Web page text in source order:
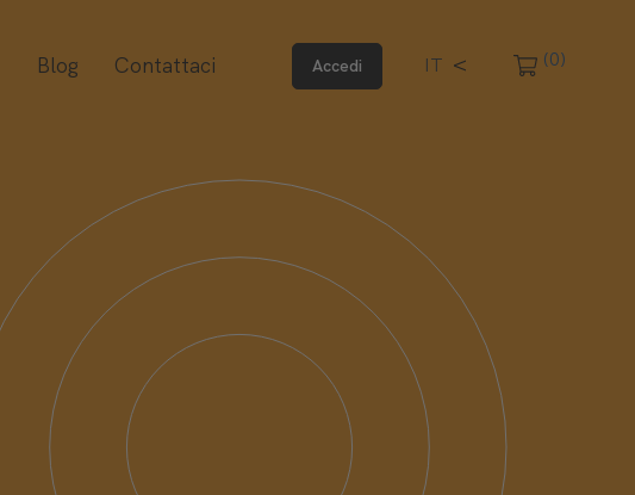
Blog Contattaci Accedi IT (0)